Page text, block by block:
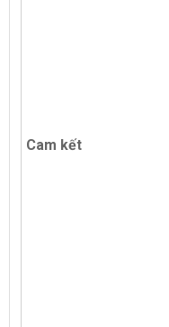
Cam kết